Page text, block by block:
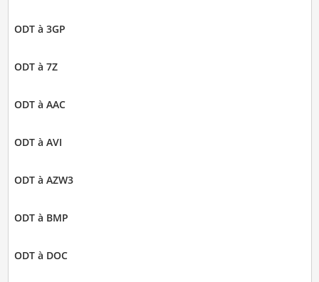
ODT à 3GP
ODT à 7Z
ODT à AAC
ODT à AVI
ODT à AZW3
ODT à BMP
ODT à DOC